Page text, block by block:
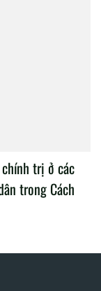
trị ở các
trong Cách